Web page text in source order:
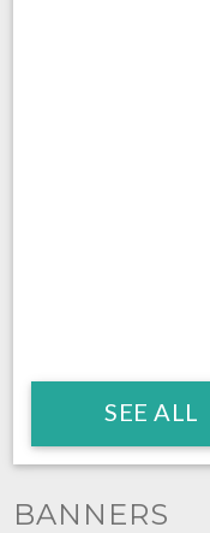
SEE ALL
BANNERS